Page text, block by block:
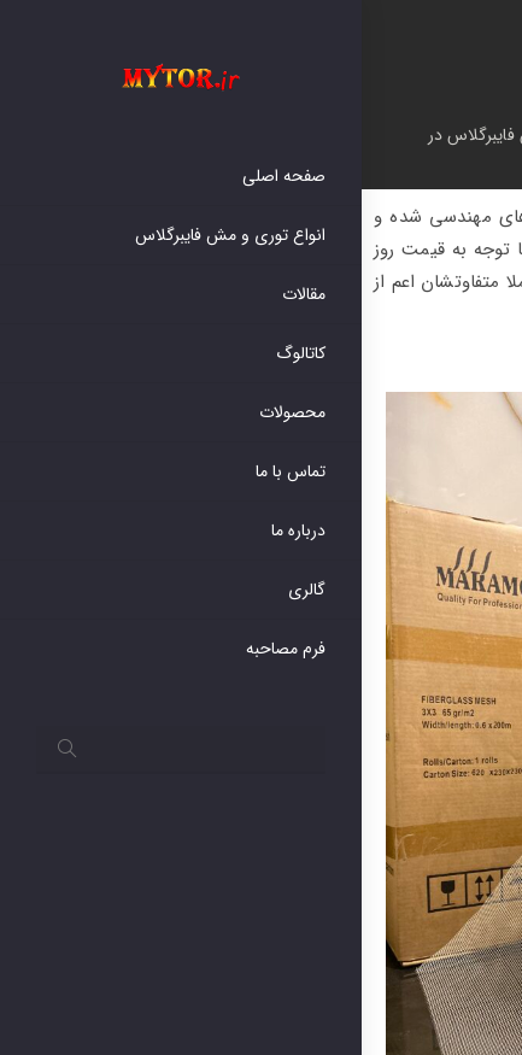
صفحه اصلی
انواع توری و مش فایبرگلاس
مقالات
کاتالوگ
محصولات
تماس با ما
درباره ما
گالری
فرم مصاحبه
در اجرای دیوار ها و سیستم های گچ خشک و درایوال
مهندسی شده و
توجه به قیمت روز
متفاوتشان اعم از